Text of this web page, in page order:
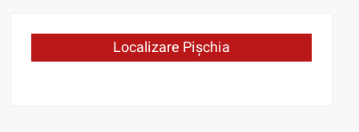
Localizare Pișchia